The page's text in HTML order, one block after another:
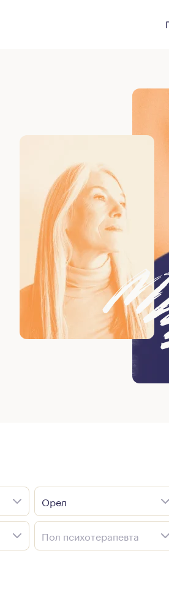
Орел
Пол психотерапевта